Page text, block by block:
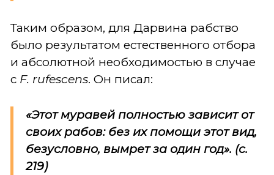
Таким образом, для Дарвина рабство
было результатом естественного отбора
и абсолютной необходимостью в случае
с F. rufescens. Он писал:
«Этот муравей полностью зависит от
своих рабов: без их помощи этот вид,
безусловно, вымрет за один год». (с.
219)